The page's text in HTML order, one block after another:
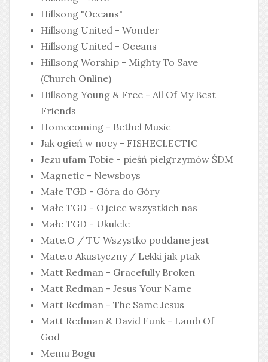
Hillsong "Oceans"
Hillsong United - Wonder
Hillsong United - Oceans
Hillsong Worship - Mighty To Save
(Church Online)
Hillsong Young & Free - All Of My Best
Friends
Homecoming - Bethel Music
Jak ogień w nocy - FISHECLECTIC
Jezu ufam Tobie - pieśń pielgrzymów ŚDM
Magnetic - Newsboys
Małe TGD - Góra do Góry
Małe TGD - Ojciec wszystkich nas
Małe TGD - Ukulele
Mate.O / TU Wszystko poddane jest
Mate.o Akustyczny / Lekki jak ptak
Matt Redman - Gracefully Broken
Matt Redman - Jesus Your Name
Matt Redman - The Same Jesus
Matt Redman & David Funk - Lamb Of
God
Memu Bogu